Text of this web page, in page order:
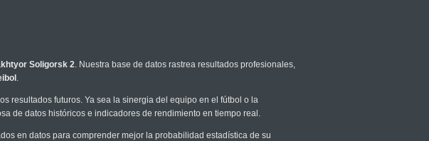
Soligorsk 2. Nuestra base de datos rastrea resultados profesionales,
.
resultados futuros. Ya sea la sinergia del equipo en el fútbol o la
de datos históricos e indicadores de rendimiento en tiempo real.
en datos para comprender mejor la probabilidad estadística de su